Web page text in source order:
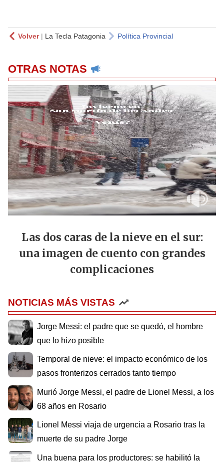
Volver| La Tecla Patagonia Política Provincial
OTRAS NOTAS
Las dos caras de la nieve en el sur:
una imagen de cuento con grandes
complicaciones
NOTICIAS MÁS VISTAS
Jorge Messi: el padre que se quedó, el hombre
que lo hizo posible
Temporal de nieve: el impacto económico de los
pasos fronterizos cerrados tanto tiempo
Murió Jorge Messi, el padre de Lionel Messi, a los
68 años en Rosario
Lionel Messi viaja de urgencia a Rosario tras la
muerte de su padre Jorge
Una buena para los productores: se habilitó la